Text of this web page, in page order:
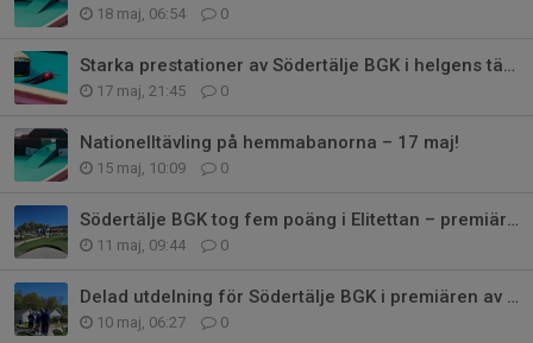
18 maj, 06:54 0
Starka prestationer av Södertälje BGK i helgens tävling
17 maj, 21:45 0
Nationelltävling på hemmabanorna – 17 maj!
15 maj, 10:09 0
Södertälje BGK tog fem poäng i Elitettan – premiäromgången avgjord i Asarum
11 maj, 09:44 0
Delad utdelning för Södertälje BGK i premiären av Elitettan
10 maj, 06:27 0